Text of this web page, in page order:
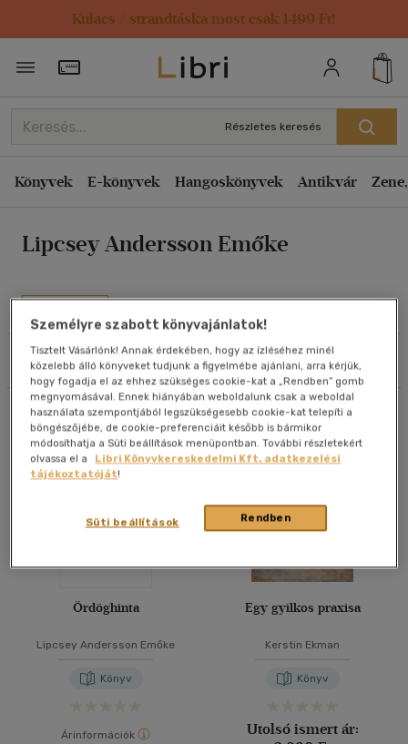
Kulacs / strandtáska most csak 1499 Ft!
Törzsvásárlói Kártya adatai
Részletes keresés
Könyvek E-könyvek Hangoskönyvek Antikvár
Lipcsey Andersson Emőke
Művei
Szűrés Rendezés
Rendezés
Kiadás éve szerint csökkenő
Ár szerint csökkenő
Eladott darabszám szerint csökkenő
Cím szerint A-Z
Szerző szerint A-Z
Megjelenítés
20 db / oldal
40 db / oldal
Alkalmaz
Összesen3db
Ördöghinta
Lipcsey Andersson Emőke
Könyv
Árinformációk
Egy gyilkos praxisa
Kerstin Ekman
Könyv
Utolsó ismert ár:
Személyre szabott könyvajánlatok!
Tisztelt Vásárlónk! Annak érdekében, hogy az ízléséhez minél
közelebb álló könyveket tudjunk a figyelmébe ajánlani, arra kérjük,
hogy fogadja el az ehhez szükséges cookie-kat a „Rendben” gomb
megnyomásával. Ennek hiányában weboldalunk csak a weboldal
használata szempontjából legszükségesebb cookie-kat telepíti a
böngészőjébe, de cookie-preferenciáit később is bármikor
módosíthatja a Süti beállítások menüpontban. További részletekért
olvassa el a
Libri Könyvkereskedelmi Kft. adatkezelési
tájékoztatóját!
Rendben
Süti beállítások